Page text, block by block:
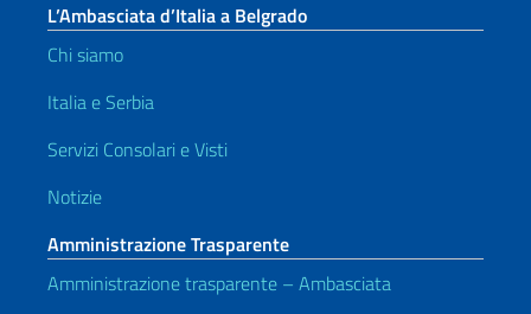
L’Ambasciata d’Italia a Belgrado
Chi siamo
Italia e Serbia
Servizi Consolari e Visti
Notizie
Amministrazione Trasparente
Amministrazione trasparente – Ambasciata